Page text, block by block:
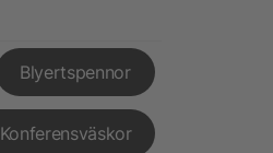
Blyertspennor
Konferensväskor